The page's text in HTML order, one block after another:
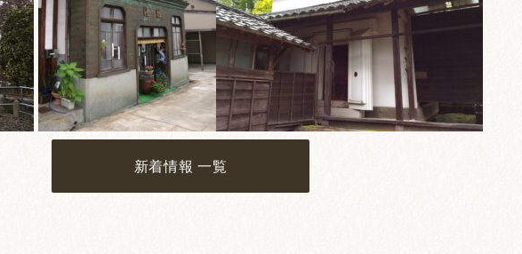
新着情報 一覧